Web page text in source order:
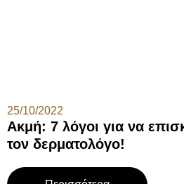
Ακμή: 7 λόγοι για να
τον δερματολόγο!
25/10/2022